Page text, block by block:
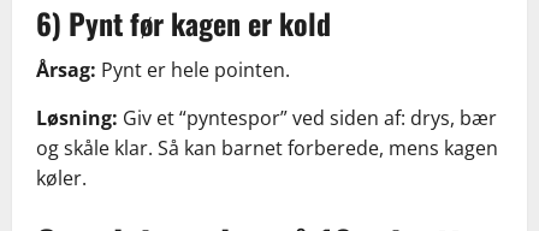
6) Pynt før kagen er kold
Årsag: Pynt er hele pointen.
Løsning: Giv et “pyntespor” ved siden af: drys, bær
og skåle klar. Så kan barnet forberede, mens kagen
køler.